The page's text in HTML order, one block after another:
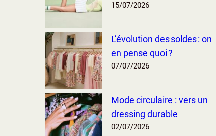
15/07/2026
L’évolution des soldes : on
en pense quoi ?
07/07/2026
Mode circulaire : vers un
dressing durable
02/07/2026